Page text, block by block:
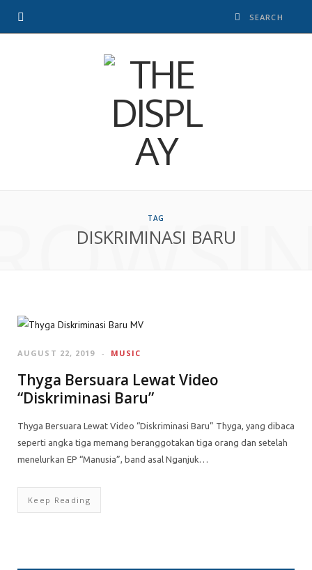
TAG
DISKRIMINASI BARU
MUSIC
AUGUST 22, 2019
Thyga Bersuara Lewat Video
“Diskriminasi Baru”
Thyga Bersuara Lewat Video “Diskriminasi Baru” Thyga, yang dibaca
seperti angka tiga memang beranggotakan tiga orang dan setelah
menelurkan EP “Manusia”, band asal Nganjuk…
Keep Reading